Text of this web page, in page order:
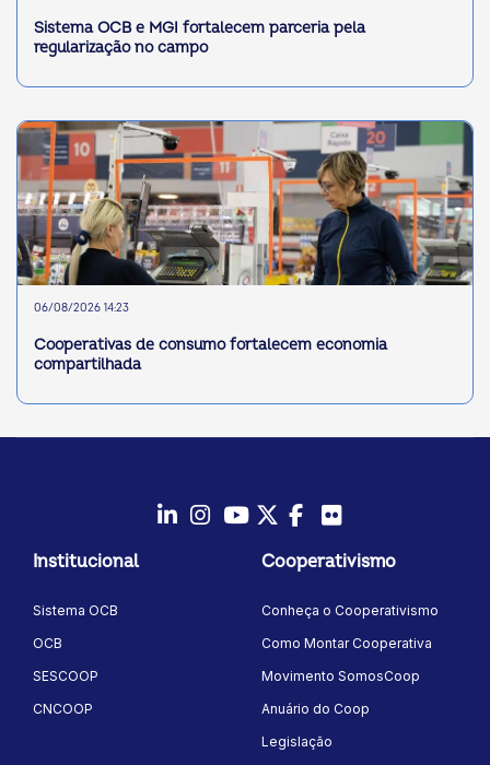
Sistema OCB e MGI fortalecem parceria pela
regularização no campo
06/08/2026 14:23
Cooperativas de consumo fortalecem economia
compartilhada
Instagram
YoutubeTwitter/X
Facebook
Institucional
Sistema OCB
OCB
SESCOOP
CNCOOP
Cooperativismo
Conheça o Cooperativismo
Como Montar Cooperativa
Movimento SomosCoop
Anuário do Coop
Legislação